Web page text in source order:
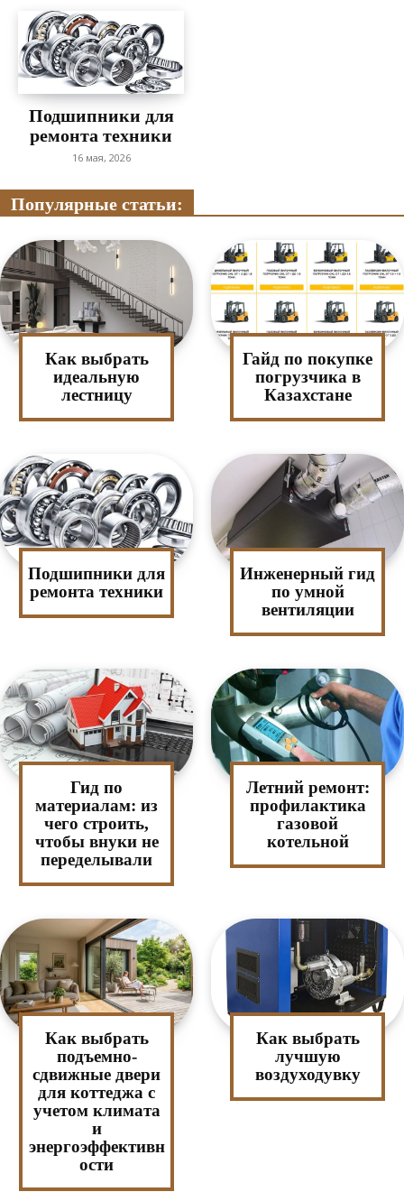
Подшипники для
ремонта техники
16 мая, 2026
Популярные статьи:
Как выбрать
идеальную
лестницу
Гайд по покупке
погрузчика в
Казахстане
Подшипники для
ремонта техники
Инженерный гид
по умной
вентиляции
Гид по
материалам: из
чего строить,
чтобы внуки не
переделывали
Летний ремонт:
профилактика
газовой
котельной
Как выбрать
подъемно-
сдвижные двери
для коттеджа с
учетом климата
и
энергоэффективн
ости
Как выбрать
лучшую
воздуходувку